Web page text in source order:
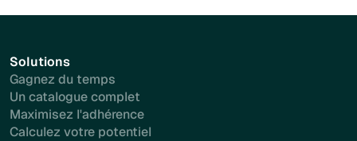
Solutions
Gagnez du temps
Un catalogue complet
Maximisez l'adhérence
Calculez votre potentiel